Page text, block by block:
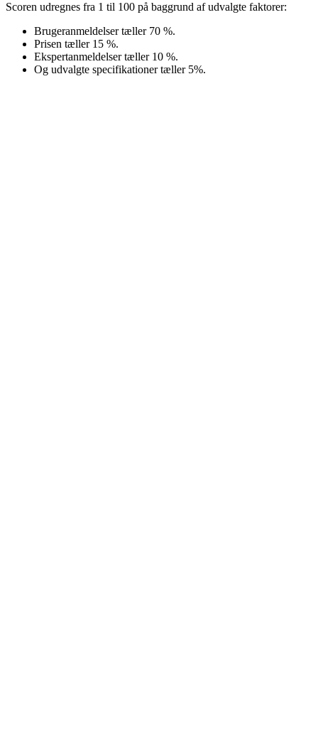
Scoren udregnes fra 1 til 100 på baggrund af udvalgte faktorer:
Brugeranmeldelser tæller 70 %.
Prisen tæller 15 %.
Ekspertanmeldelser tæller 10 %.
Og udvalgte specifikationer tæller 5%.